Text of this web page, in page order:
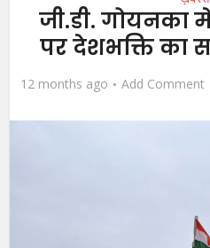
जी.डी. गोयनका
पर देशभक्ति का
12 months ago Add Comment